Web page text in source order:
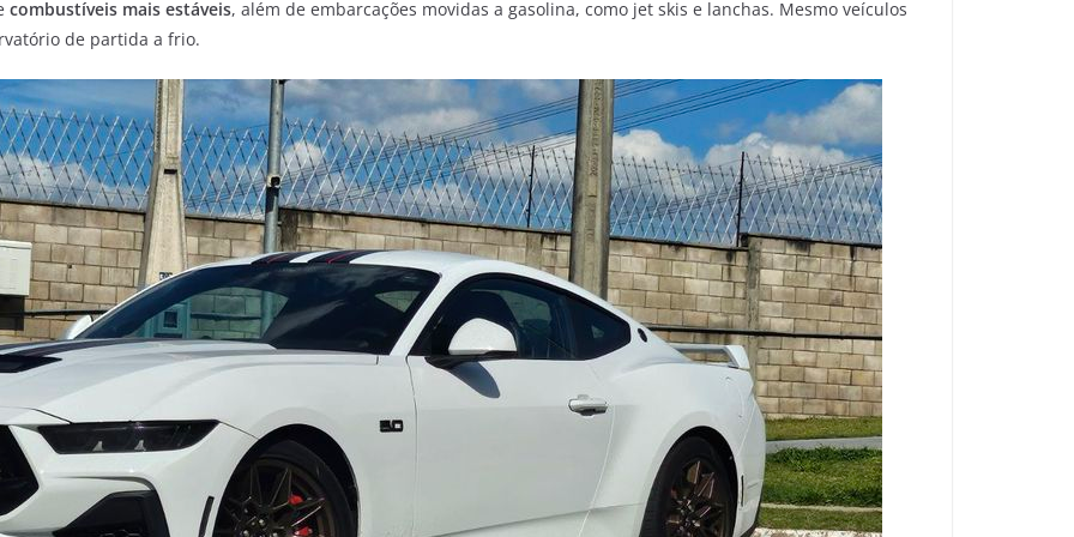
combustíveis mais estáveis, além de embarcações movidas a gasolina, como jet skis e lanchas. Mesmo veículos
de partida a frio.